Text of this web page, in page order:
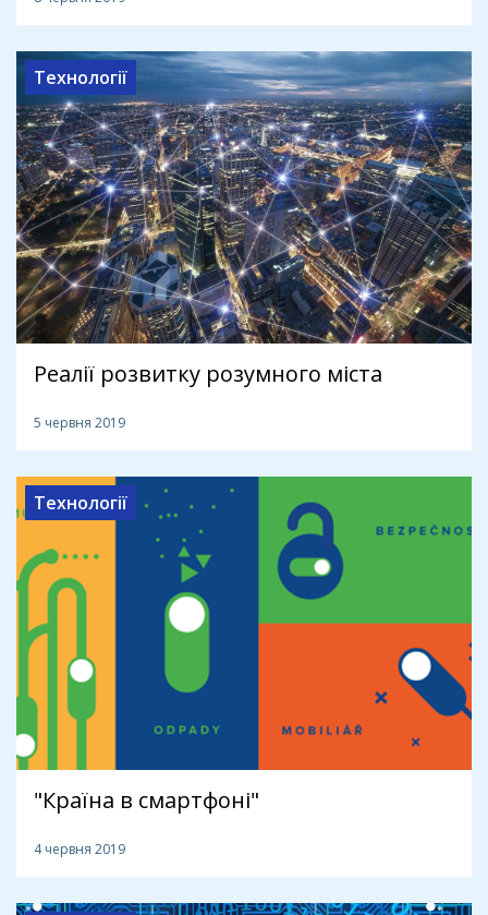
Технології
Реалії розвитку розумного міста
5 червня 2019
Технології
"Країна в смартфоні"
4 червня 2019